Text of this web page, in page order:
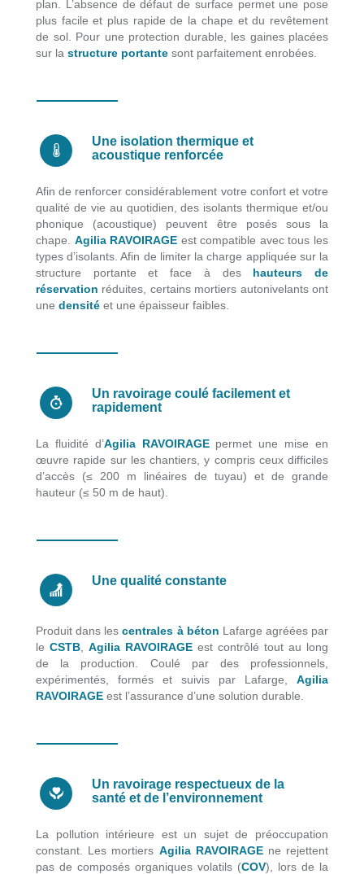
plan. L’absence de défaut de surface permet une pose
plus facile et plus rapide de la chape et du revêtement
de sol. Pour une protection durable, les gaines placées
sur la structure portante sont parfaitement enrobées.
Une isolation thermique et
acoustique renforcée
Afin de renforcer considérablement votre confort et votre
qualité de vie au quotidien, des isolants thermique et/ou
phonique (acoustique) peuvent être posés sous la
chape. Agilia RAVOIRAGE est compatible avec tous les
types d’isolants. Afin de limiter la charge appliquée sur la
structure portante et face à des hauteurs de
réservation réduites, certains mortiers autonivelants ont
une densité et une épaisseur faibles.
Un ravoirage coulé facilement et
rapidement
La fluidité d’Agilia RAVOIRAGEpermet une mise en
œuvre rapide sur les chantiers, y compris ceux difficiles
d’accès (≤ 200 m linéaires de tuyau) et de grande
hauteur (≤ 50 m de haut).
Une qualité constante
Produit dans lescentrales à béton Lafarge agréées par
le CSTB Agilia RAVOIRAGE est contrôlé tout au long
de la production. Coulé par des professionnels,
expérimentés, formés et suivis par Lafarge, Agilia
RAVOIRAGE est l’assurance d’une solution durable.
Un ravoirage respectueux de la
santé et de l’environnement
La pollution intérieure est un sujet de préoccupation
constant. Les mortiers Agilia RAVOIRAGEne rejettent
pas de composés organiques volatils (COV), lors de la